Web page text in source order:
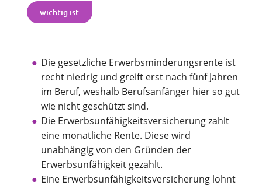
wichtig ist
Die gesetzliche Erwerbsminderungsrente ist
recht niedrig und greift erst nach fünf Jahren
im Beruf, weshalb Berufsanfänger hier so gut
wie nicht geschützt sind.
Die Erwerbsunfähigkeitsversicherung zahlt
eine monatliche Rente. Diese wird
unabhängig von den Gründen der
Erwerbsunfähigkeit gezahlt.
Eine Erwerbsunfähigkeitsversicherung lohnt